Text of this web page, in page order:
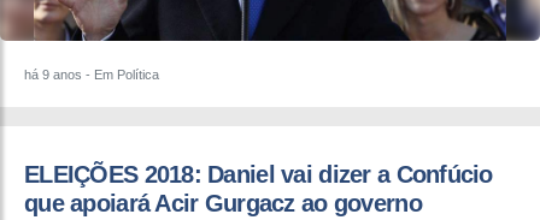
há 9 anos - Em Política
ELEIÇÕES 2018: ​Daniel vai dizer a Confúcio
que apoiará Acir Gurgacz ao governo